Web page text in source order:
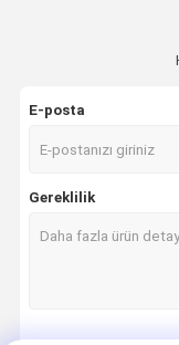
E-posta
Gereklilik